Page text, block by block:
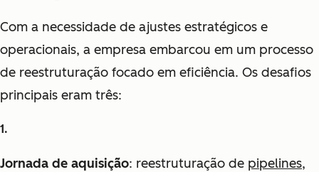
Com a necessidade de ajustes estratégicos e
operacionais, a empresa embarcou em um processo
de reestruturação focado em eficiência. Os desafios
principais eram três:
Jornada de aquisição: reestruturação de pipelines,